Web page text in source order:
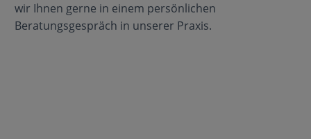
wir Ihnen gerne in einem persönlichen
Beratungsgespräch in unserer Praxis.